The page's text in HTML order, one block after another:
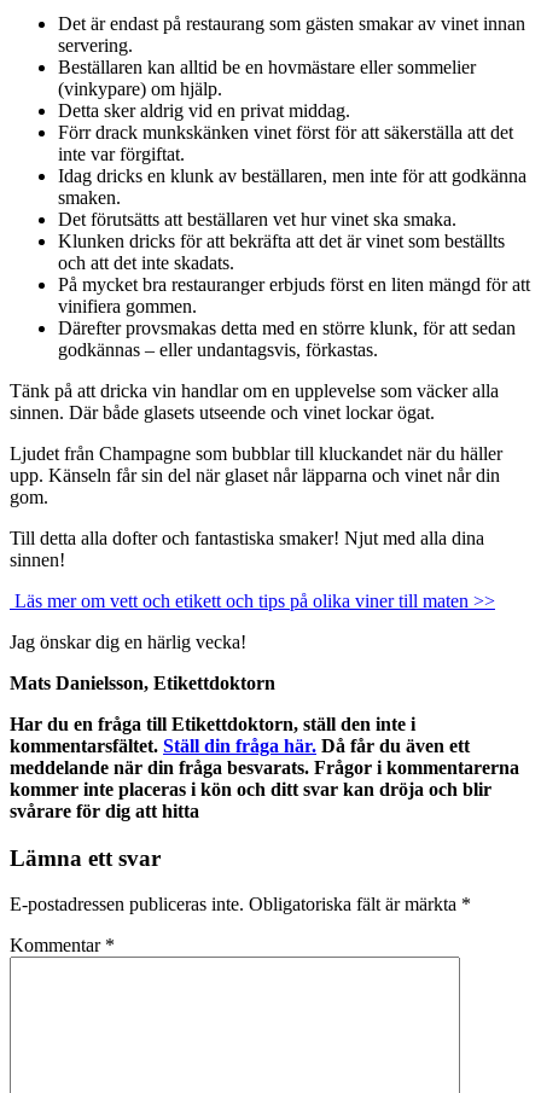
Det är endast på restaurang som gästen smakar av vinet innan
servering.
Beställaren kan alltid be en hovmästare eller sommelier
(vinkypare) om hjälp.
Detta sker aldrig vid en privat middag.
Förr drack munkskänken vinet först för att säkerställa att det
inte var förgiftat.
Idag dricks en klunk av beställaren, men inte för att godkänna
smaken.
Det förutsätts att beställaren vet hur vinet ska smaka.
Klunken dricks för att bekräfta att det är vinet som beställts
och att det inte skadats.
På mycket bra restauranger erbjuds först en liten mängd för att
vinifiera gommen.
Därefter provsmakas detta med en större klunk, för att sedan
godkännas – eller undantagsvis, förkastas.
Tänk på att dricka vin handlar om en upplevelse som väcker alla
sinnen. Där både glasets utseende och vinet lockar ögat.
Ljudet från Champagne som bubblar till kluckandet när du häller
upp. Känseln får sin del när glaset når läpparna och vinet når din
gom.
Till detta alla dofter och fantastiska smaker! Njut med alla dina
sinnen!
Läs mer om vett och etikett och tips på olika viner till maten >>
Jag önskar dig en härlig vecka!
Mats Danielsson, Etikettdoktorn
Har du en fråga till Etikettdoktorn, ställ den inte i
kommentarsfältet. Ställ din fråga här. Då får du även ett
meddelande när din fråga besvarats. Frågor i kommentarerna
kommer inte placeras i kön och ditt svar kan dröja och blir
svårare för dig att hitta
Lämna ett svar
E-postadressen publiceras inte. Obligatoriska fält är märkta *
Kommentar *